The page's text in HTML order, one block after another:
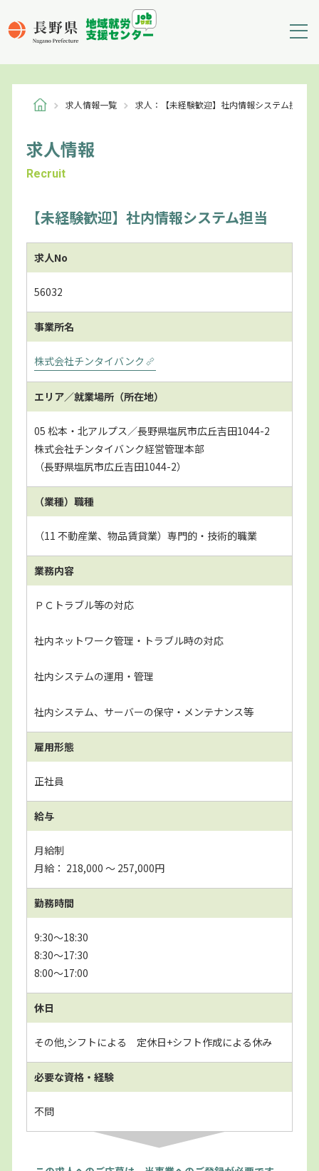
求人情報一覧 求人：【未経験歓迎】社内情報システム担当
求人情報
Recruit
【未経験歓迎】社内情報システム担当
求人No
56032
事業所名
株式会社チンタイバンク
エリア／就業場所（所在地）
05 松本・北アルプス／長野県塩尻市広丘吉田1044-2
株式会社チンタイバンク経営管理本部
（長野県塩尻市広丘吉田1044-2）
（業種）職種
（11 不動産業、物品賃貸業）専門的・技術的職業
業務内容
ＰＣトラブル等の対応
社内ネットワーク管理・トラブル時の対応
社内システムの運用・管理
社内システム、サーバーの保守・メンテナンス等
雇用形態
正社員
給与
月給制
月給： 218,000 〜 257,000円
勤務時間
9:30～18:30
8:30～17:30
8:00～17:00
休日
その他,シフトによる 定休日+シフト作成による休み
必要な資格・経験
不問